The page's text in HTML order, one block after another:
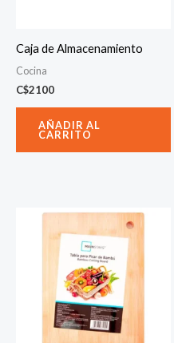
Caja de Almacenamiento
Cocina
C$2100
AÑADIR AL
CARRITO